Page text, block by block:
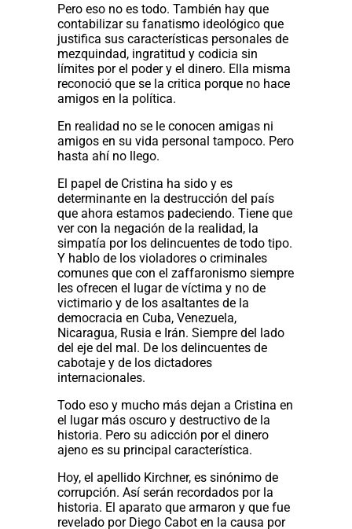
Pero eso no es todo. También hay que
contabilizar su fanatismo ideológico que
justifica sus características personales de
mezquindad, ingratitud y codicia sin
límites por el poder y el dinero. Ella misma
reconoció que se la critica porque no hace
amigos en la política.
En realidad no se le conocen amigas ni
amigos en su vida personal tampoco. Pero
hasta ahí no llego.
El papel de Cristina ha sido y es
determinante en la destrucción del país
que ahora estamos padeciendo. Tiene que
ver con la negación de la realidad, la
simpatía por los delincuentes de todo tipo.
Y hablo de los violadores o criminales
comunes que con el zaffaronismo siempre
les ofrecen el lugar de víctima y no de
victimario y de los asaltantes de la
democracia en Cuba, Venezuela,
Nicaragua, Rusia e Irán. Siempre del lado
del eje del mal. De los delincuentes de
cabotaje y de los dictadores
internacionales.
Todo eso y mucho más dejan a Cristina en
el lugar más oscuro y destructivo de la
historia. Pero su adicción por el dinero
ajeno es su principal característica.
Hoy, el apellido Kirchner, es sinónimo de
corrupción. Así serán recordados por la
historia. El aparato que armaron y que fue
revelado por Diego Cabot en la causa por